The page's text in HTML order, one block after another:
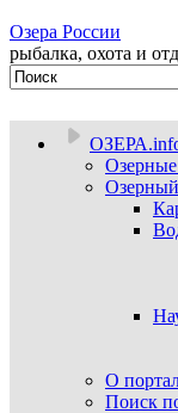
Озера России
рыбалка, охота и
О
Поиск